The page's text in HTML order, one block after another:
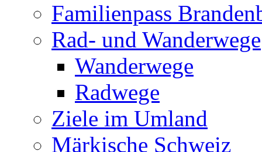
Familienpass
Rad- und Wanderwege
Wanderwege
Radwege
Ziele im Umland
Märkische Schweiz